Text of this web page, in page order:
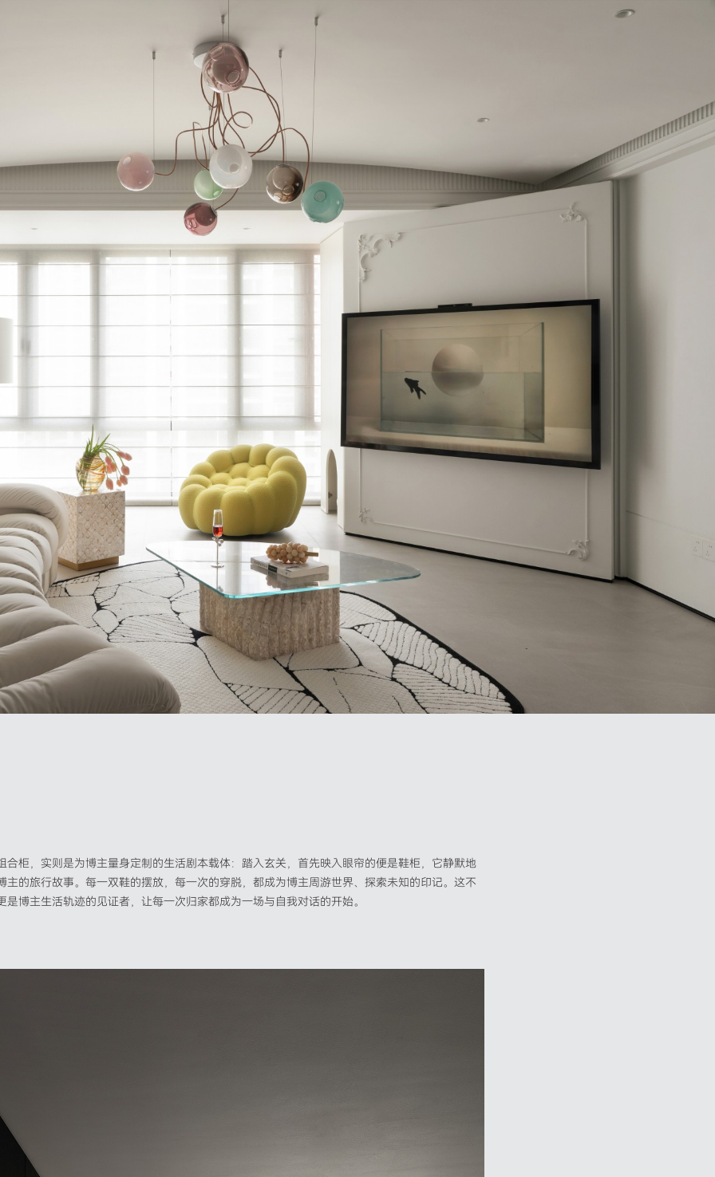
合柜，实则是为博主量身定制的生活剧本载体：踏入玄关，首先映入眼帘的便是鞋柜，它静默地
主的旅行故事。每一双鞋的摆放，每一次的穿脱，都成为博主周游世界、探索未知的印记。这不
是博主生活轨迹的见证者，让每一次归家都成为一场与自我对话的开始。